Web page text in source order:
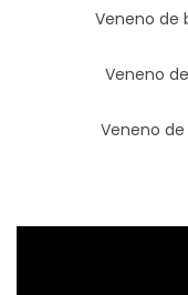
Veneno de
Veneno
Veneno